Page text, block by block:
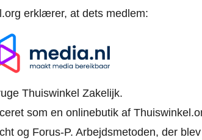
erklærer, at dets medlem:
Thuiswinkel Zakelijk.
som en onlinebutik af
og Forus-P. Arbejdsmetoden, der